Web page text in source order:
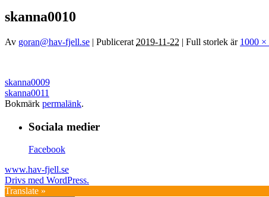
skanna0010
Av goran@hav-fjell.se | Publicerat 2019-11-22 | Full storlek är 1000 ×
skanna0009
skanna0011
Bokmärk permalänk.
Sociala medier
Facebook
www.hav-fjell.se
Drivs med WordPress.
Translate »